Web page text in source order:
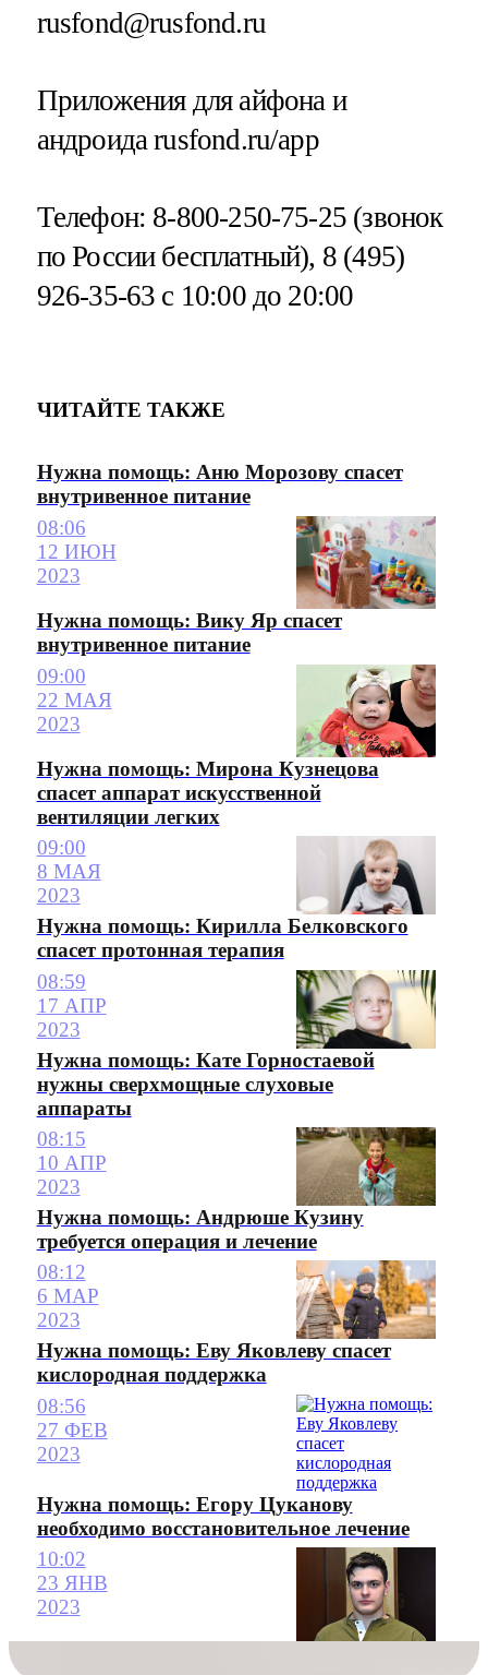
rusfond@rusfond.ru
Приложения для айфона и
андроида rusfond.ru/app
Телефон: 8-800-250-75-25 (звонок
по России бесплатный), 8 (495)
926-35-63 с 10:00 до 20:00
ЧИТАЙТЕ ТАКЖЕ
Нужна помощь: Аню Морозову спасет
внутривенное питание
08:06
12 ИЮН
2023
Нужна помощь: Вику Яр спасет
внутривенное питание
09:00
22 МАЯ
2023
Нужна помощь: Мирона Кузнецова
спасет аппарат искусственной
вентиляции легких
09:00
8 МАЯ
2023
Нужна помощь: Кирилла Белковского
спасет протонная терапия
08:59
17 АПР
2023
Нужна помощь: Кате Горностаевой
нужны сверхмощные слуховые
аппараты
08:15
10 АПР
2023
Нужна помощь: Андрюше Кузину
требуется операция и лечение
08:12
6 МАР
2023
Нужна помощь: Еву Яковлеву спасет
кислородная поддержка
08:56
27 ФЕВ
2023
Нужна помощь: Егору Цуканову
необходимо восстановительное лечение
10:02
23 ЯНВ
2023